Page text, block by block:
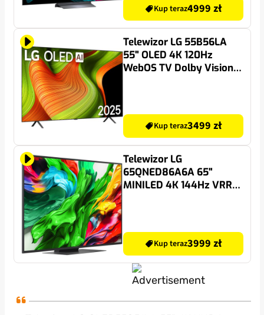
Kup teraz4999 zł
Telewizor LG 55B56LA
55" OLED 4K 120Hz
WebOS TV Dolby Vision
Kup teraz3499 zł
Telewizor LG
65QNED86A6A 65"
MINILED 4K 144Hz VRR
Kup teraz3999 zł